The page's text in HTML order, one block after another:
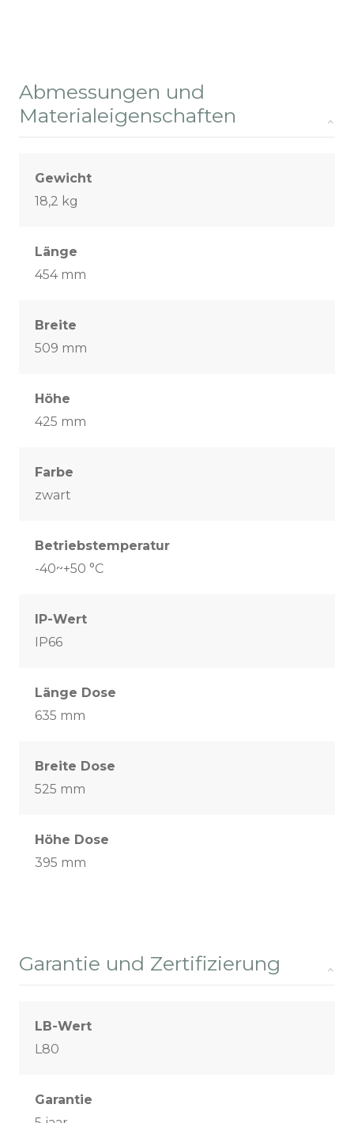
Abmessungen und
Materialeigenschaften
Gewicht
18,2 kg
Länge
454 mm
Breite
509 mm
Höhe
425 mm
Farbe
zwart
Betriebstemperatur
-40~+50 °C
IP-Wert
IP66
Länge Dose
635 mm
Breite Dose
525 mm
Höhe Dose
395 mm
Garantie und Zertifizierung
LB-Wert
L80
Garantie